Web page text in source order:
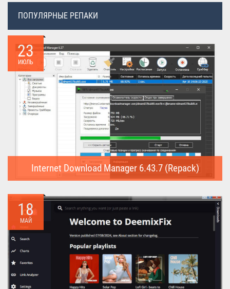
ПОПУЛЯРНЫЕ РЕПАКИ
23
ИЮЛЬ
Internet Download Manager 6.43.7 (Repack)
предназначена для...
18
МАЙ